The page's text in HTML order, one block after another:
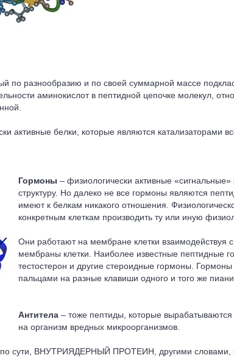
по разнообразию и по своей суммарной массе
аминокислот в пептидной цепочке молекул,
активные белки, которые являются катализаторами
Гормоны – физиологически активные
структуру. Но далеко не все гормоны являются
имеют к белкам никакого отношения.
конкретным клеткам производить ту или иную
Они работают на мембране клетки взаимодействуя
мембраны клетки. Наиболее известные пептидные
тестостерон и другие стероидные гормоны.
пальцами на разные клавиши одного и того же
Антитела – тоже пептиды, которые
на организм вредных микроорганизмов.
сути, ВНУТРИЯДЕРНЫЙ ПРОТЕИН, другими словами,